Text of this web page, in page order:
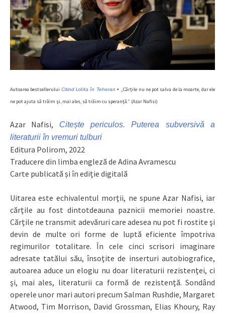
Autoarea bestsellerului Citind Lolita în Teheran • „Cărţile nu ne pot salva de la moarte, dar ele
ne pot ajuta să trăim şi, mai ales, să trăim cu speranţă.” (Azar Nafisi)
Azar Nafisi,
Citește periculos. Puterea subversivă a
literaturii în vremuri tulburi
Editura Polirom, 2022
Traducere din limba engleză de Adina Avramescu
Carte publicată și în ediție digitală
Uitarea este echivalentul morţii, ne spune Azar Nafisi, iar
cărţile au fost dintotdeauna paznicii memoriei noastre.
Cărţile ne transmit adevăruri care adesea nu pot fi rostite şi
devin de multe ori forme de luptă eficiente împotriva
regimurilor totalitare. În cele cinci scrisori imaginare
adresate tatălui său, însoţite de inserturi autobiografice,
autoarea aduce un elogiu nu doar literaturii rezistenţei, ci
şi, mai ales, literaturii ca formă de rezistenţă. Sondând
operele unor mari autori precum Salman Rushdie, Margaret
Atwood, Tim Morrison, David Grossman, Elias Khoury, Ray